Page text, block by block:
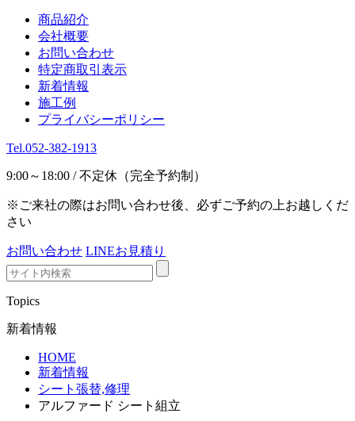
商品紹介
会社概要
お問い合わせ
特定商取引表示
新着情報
施工例
プライバシーポリシー
Tel.052-382-1913
9:00～18:00 / 不定休（完全予約制）
※ご来社の際はお問い合わせ後、必ずご予約の上お越しくだ
さい
お問い合わせ LINEお見積り
Topics
新着情報
HOME
新着情報
シート張替,修理
アルファード シート組立